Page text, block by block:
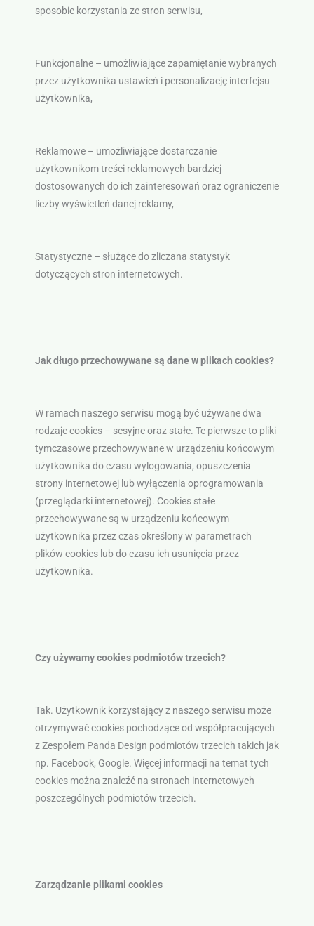
sposobie korzystania ze stron serwisu,
Funkcjonalne – umożliwiające zapamiętanie wybranych
przez użytkownika ustawień i personalizację interfejsu
użytkownika,
Reklamowe – umożliwiające dostarczanie
użytkownikom treści reklamowych bardziej
dostosowanych do ich zainteresowań oraz ograniczenie
liczby wyświetleń danej reklamy,
Statystyczne – służące do zliczana statystyk
dotyczących stron internetowych.
Jak długo przechowywane są dane w plikach cookies?
W ramach naszego serwisu mogą być używane dwa
rodzaje cookies – sesyjne oraz stałe. Te pierwsze to pliki
tymczasowe przechowywane w urządzeniu końcowym
użytkownika do czasu wylogowania, opuszczenia
strony internetowej lub wyłączenia oprogramowania
(przeglądarki internetowej). Cookies stałe
przechowywane są w urządzeniu końcowym
użytkownika przez czas określony w parametrach
plików cookies lub do czasu ich usunięcia przez
użytkownika.
Czy używamy cookies podmiotów trzecich?
Tak. Użytkownik korzystający z naszego serwisu może
otrzymywać cookies pochodzące od współpracujących
z Zespołem Panda Design podmiotów trzecich takich jak
np. Facebook, Google. Więcej informacji na temat tych
cookies można znaleźć na stronach internetowych
poszczególnych podmiotów trzecich.
Zarządzanie plikami cookies